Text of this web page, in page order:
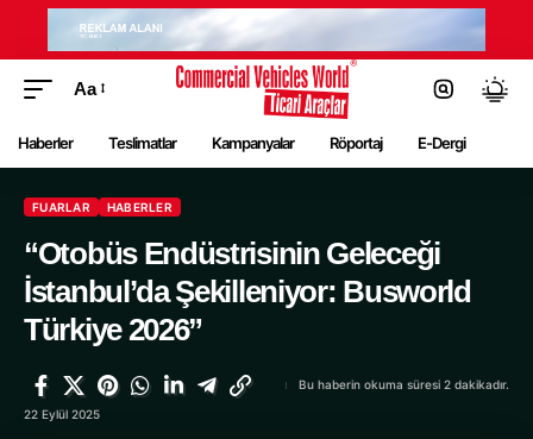
Aa
Haberler Teslimatlar Kampanyalar Röportaj E-Dergi
FUARLAR HABERLER
“Otobüs Endüstrisinin Geleceği
İstanbul’da Şekilleniyor: Busworld
Türkiye 2026”
22 Eylül 2025
Bu haberin okuma süresi 2 dakikadır.